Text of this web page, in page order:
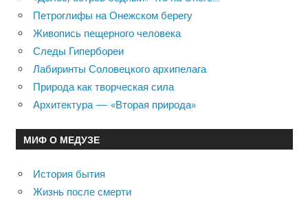
Петроглифы на Онежском берегу
Живопись пещерного человека
Следы Гипербореи
Лабиринты Соловецкого архипелага
Природа как творческая сила
Архитектура — «Вторая природа»
МИФ О МЕДУЗЕ
История бытия
Жизнь после смерти